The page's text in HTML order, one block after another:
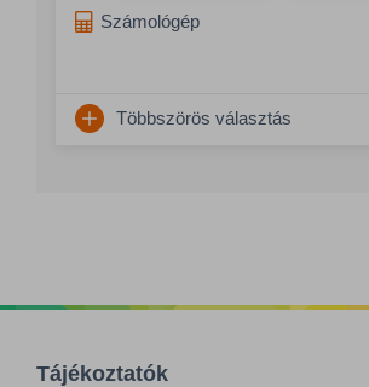
Számológép
Többszörös választás
Tájékoztatók